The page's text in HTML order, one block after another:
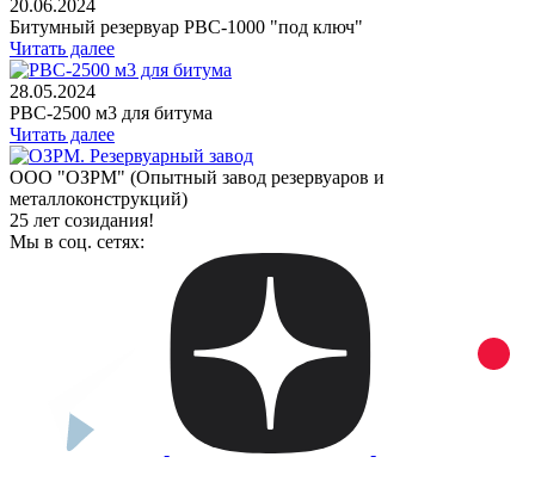
20.06.2024
Битумный резервуар РВС-1000 "под ключ"
Читать далее
28.05.2024
РВС-2500 м3 для битума
Читать далее
ООО "ОЗРМ" (Опытный завод резервуаров и
металлоконструкций)
25 лет созидания!
Мы в соц. сетях: